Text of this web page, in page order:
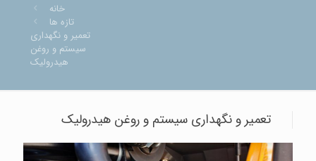
خانه
تازه ها
تعمیر و نگهداری
سيستم و روغن
هیدرولیک
تعمیر و نگهداری سيستم و روغن هیدرولیک